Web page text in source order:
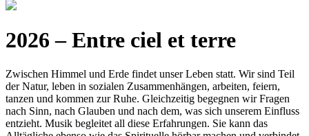
2026 – Entre ciel et terre
Zwischen Himmel und Erde findet unser Leben statt. Wir sind Teil
der Natur, leben in sozialen Zusammenhängen, arbeiten, feiern,
tanzen und kommen zur Ruhe. Gleichzeitig begegnen wir Fragen
nach Sinn, nach Glauben und nach dem, was sich unserem Einfluss
entzieht. Musik begleitet all diese Erfahrungen. Sie kann das